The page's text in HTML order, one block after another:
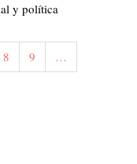
y política
Página
8 Página
9
…